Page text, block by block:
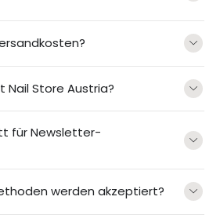
Nail Store Austria?
für Newsletter-
werden akzeptiert?